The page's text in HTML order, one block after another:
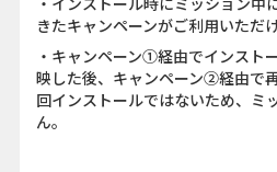
・インストール時にミッション中
きたキャンペーンがご利用いただけ
・キャンペーン①経由でインスト
映した後、キャンペーン②経由で
回インストールではないため、ミ
ん。